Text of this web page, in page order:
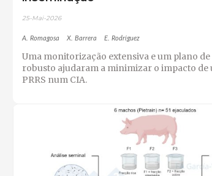
25-Mai-2026
A. Romagosa X. Barrera E. Rodríguez
Uma monitorização extensiva e um plano
robusto ajudaram a minimizar o impacto de
PRRS num CIA.